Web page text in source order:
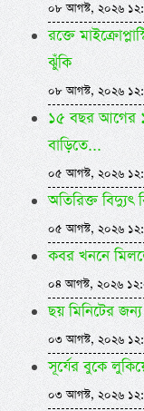
০৮ আগস্ট, ২০২৬
রক্তে
ঝুঁকি
০৮ আগস্ট, ২০২৬
১৫ বছর আগের
বাড়িতে...
০৫ আগস্ট, ২০২৬
অতিরিক্ত
০৫ আগস্ট, ২০২৬
কবর খননে
০৪ আগস্ট, ২০২৬
ছয় মিনিটের
০৩ আগস্ট, ২০২৬
সূর্যের বুকে
০৩ আগস্ট, ২০২৬